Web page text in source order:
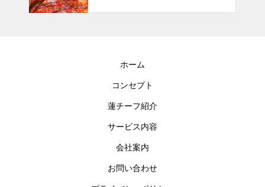
ホーム
コンセプト
蓮チーフ紹介
サービス内容
会社案内
お問い合わせ